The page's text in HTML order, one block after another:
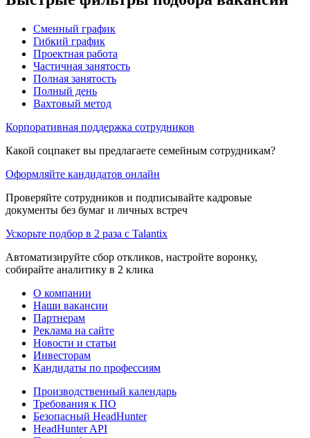
Сменный график
Гибкий график
Проектная работа
Частичная занятость
Полная занятость
Полный день
Вахтовый метод
Корпоративная поддержка сотрудников
Какой соцпакет вы предлагаете семейным сотрудникам?
Оформляйте кандидатов онлайн
Проверяйте сотрудников и подписывайте кадровые
документы без бумаг и личных встреч
Ускорьте подбор в 2 раза с Talantix
Автоматизируйте сбор откликов, настройте воронку,
собирайте аналитику в 2 клика
О компании
Наши вакансии
Партнерам
Реклама на сайте
Новости и статьи
Инвесторам
Кандидаты по профессиям
Производственный календарь
Требования к ПО
Безопасный HeadHunter
HeadHunter API